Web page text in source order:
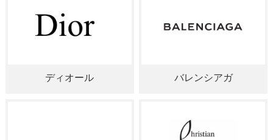
ディオール バレンシアガ